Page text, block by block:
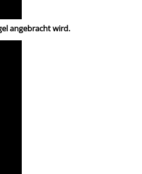
angebracht wird.